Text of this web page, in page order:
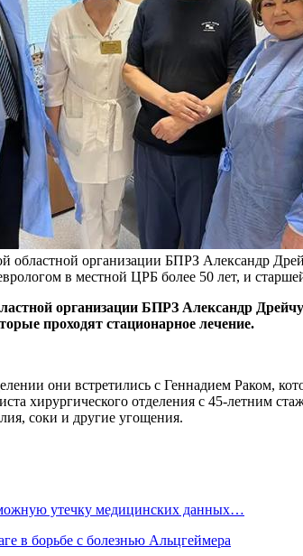
областной организации БПРЗ Александр
в местной ЦРБ более 50 лет, и
организации БПРЗ Александр
проходят стационарное лечение.
они встретились с Геннадием Раком,
хирургического отделения с 45-летним
соки и другие угощения.
утечку медицинских данных…
в борьбе с болезнью Альцгеймера